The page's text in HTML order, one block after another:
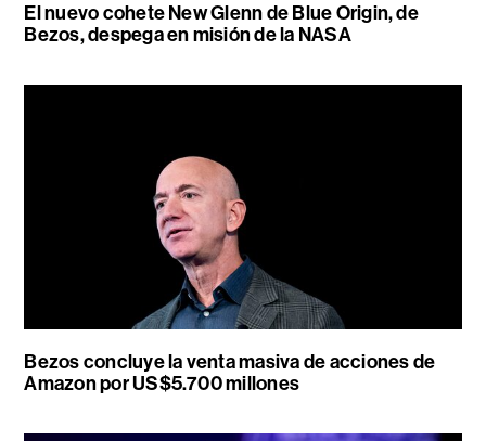
El nuevo cohete New Glenn de Blue Origin, de
Bezos, despega en misión de la NASA
Bezos concluye la venta masiva de acciones de
Amazon por US$5.700 millones